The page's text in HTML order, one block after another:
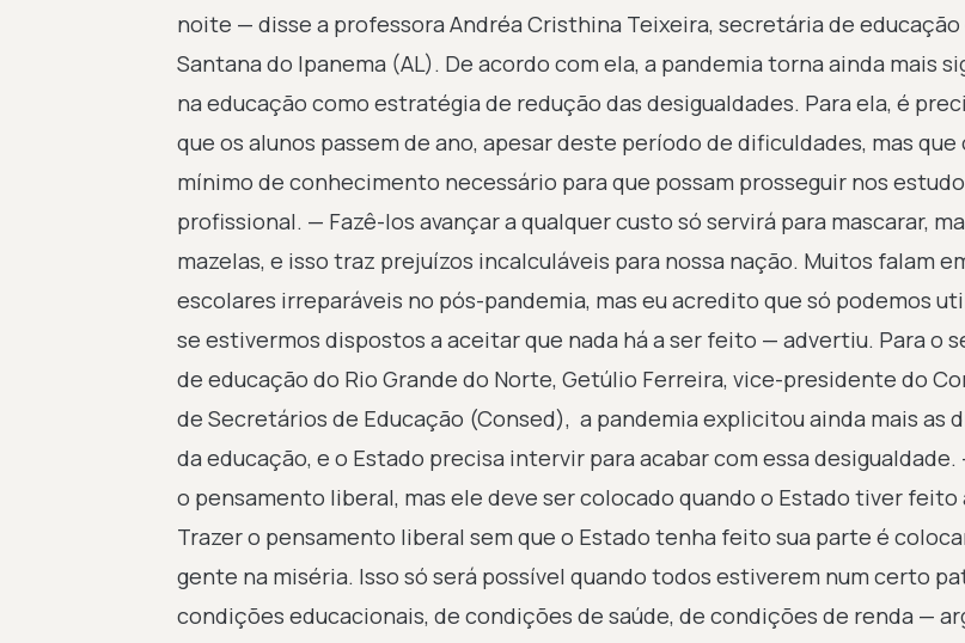
noite — disse a professora Andréa Cristhina Teixeira, secretária de
Santana do Ipanema (AL). De acordo com ela, a pandemia torna ainda mais
na educação como estratégia de redução das desigualdades. Para ela, é
que os alunos passem de ano, apesar deste período de dificuldades, mas
mínimo de conhecimento necessário para que possam prosseguir nos
profissional. — Fazê-los avançar a qualquer custo só servirá para mascarar,
mazelas, e isso traz prejuízos incalculáveis para nossa nação. Muitos falam
escolares irreparáveis no pós-pandemia, mas eu acredito que só podemos
se estivermos dispostos a aceitar que nada há a ser feito — advertiu. Para o
de educação do Rio Grande do Norte, Getúlio Ferreira, vice-presidente do
de Secretários de Educação (Consed), a pandemia explicitou ainda mais as
da educação, e o Estado precisa intervir para acabar com essa
o pensamento liberal, mas ele deve ser colocado quando o Estado tiver feito
Trazer o pensamento liberal sem que o Estado tenha feito sua parte é
gente na miséria. Isso só será possível quando todos estiverem num certo
condições educacionais, de condições de saúde, de condições de renda —